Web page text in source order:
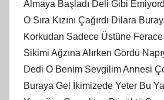
Almaya Başladı Deli Gibi
O Sıra Kızını Çağırdı Dilara
Korkudan Sadece Üstüne
Sikimi Ağzına Alırken Gördü
Dedi O Benim Sevgilim Annesi
Buraya Gel İkimizede Yeter Bu